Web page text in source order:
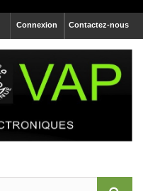
Contactez-nous
Connexion